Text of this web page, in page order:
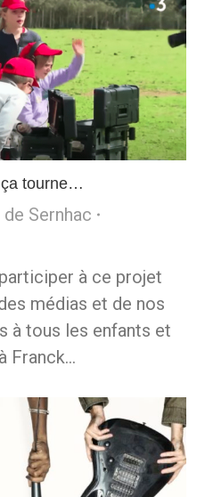
ça tourne…
Sernhac
à ce projet
médias et de nos
à tous les enfants et
Franck…